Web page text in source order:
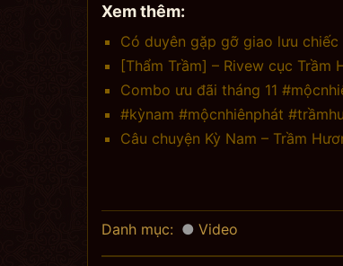
Xem thêm:
Có duyên gặp gỡ giao lưu chiếc
[Thẩm Trầm] – Rivew cục Trầm
Combo ưu đãi tháng 11
#kỳnam #mộcnhiênphát
Câu chuyện Kỳ Nam – Trầm
Danh mục: Video